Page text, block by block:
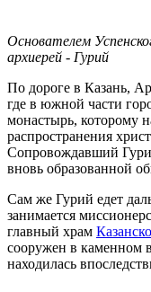
Основателем
архиерей - Гурий
По дороге в Казань,
где в южной части
монастырь, которому
распространения
Сопровождавший
вновь образованной
Сам же Гурий едет
занимается
главный храм
сооружен в каменном
находилась